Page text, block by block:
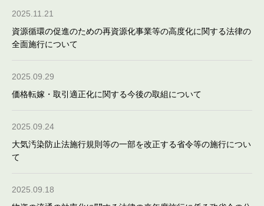
2025.11.21
資源循環の促進のための再資源化事業等の高度化に関する法律の
全面施行について
2025.09.29
価格転嫁・取引適正化に関する今後の取組について
2025.09.24
大気汚染防止法施行規則等の一部を改正する省令等の施行につい
て
2025.09.18